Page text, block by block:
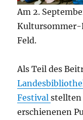
Am 2.
Kultursommer-
Feld.
Als Teil des
Festivalstellten
erschienenen